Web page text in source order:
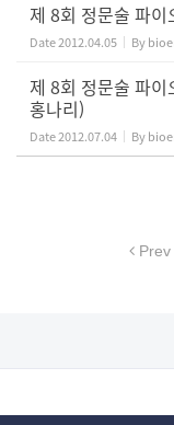
제 8회 정문술 파
Date2012.04.05 By
제 8회 정문술 파
홍나리)
Date2012.07.04 By
Prev